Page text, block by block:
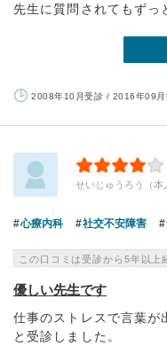
先生に質問されてもずっ
2008年10月受診 / 2016年09月
せいじゅうろう（本
心療内科 社交不安障害
この口コミは受診から5年以上
優しい先生です
仕事のストレスで言葉が
と受診しました。